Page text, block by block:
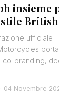
insieme
British
ufficiale
branding,
· 04 Novembre